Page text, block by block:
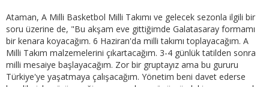
Ataman, A Milli Basketbol Milli Takımı ve gelecek sezonla ilgili bir
soru üzerine de, "Bu akşam eve gittiğimde Galatasaray formamı
bir kenara koyacağım. 6 Haziran'da milli takımı toplayacağım. A
Milli Takım malzemelerini çıkartacağım. 3-4 günlük tatilden sonra
milli mesaiye başlayacağım. Zor bir gruptayız ama bu gururu
Türkiye'ye yaşatmaya çalışacağım. Yönetim beni davet ederse